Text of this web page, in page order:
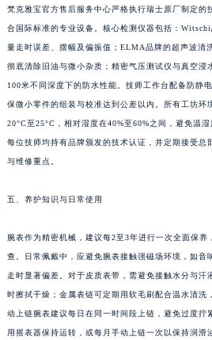
梵克雅宝官方售后服务中心严格执行瑞士原厂制定的
合国际标准的专业设备。核心检测仪器包括：
量走时误差、摆幅及偏振值；ELMA品牌的超声波清
彻底清除旧油与微小杂质；精密气压测试仪与真空浸
100米不同深度下的防水性能。技师工作台配备防静
保微小零件的组装与校准达到公差以内。所有工坊环
20°C至25°C，相对湿度在40%至60%之间，避免温
每位技师均持有品牌颁发的技术认证，并定期接受总
与维修重点。
五、养护知识与日常使用
腕表作为精密机械，建议每2至3年进行一次全面保
查。日常佩戴中，应避免腕表接触强磁场环境，如音
走时显著偏差。对于皮质表带，需避免接触水分与汗
时擦拭干燥；金属表链可定期用软毛刷配合温水清洗
动上链腕表建议每日在同一时间段上链，避免过度拧
用摇表器保持运转，或每月手动上链一次以保持润滑